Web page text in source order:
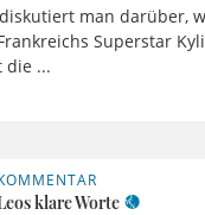
man darüber,
Superstar
die ...
klare Worte